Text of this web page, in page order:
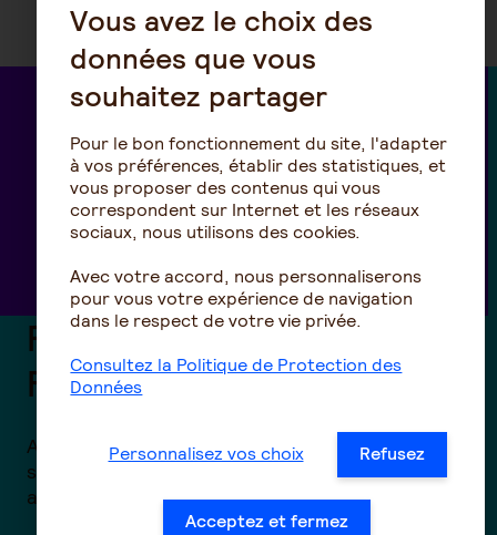
PERO : Plan d’Epargne
Retraite Obligatoire
Anticipez la préparation de la retraite de vos
salariés avec des solutions d’épargne
attractifs.
Vous avez le choix des
données que vous
souhaitez partager
Pour le bon fonctionnement du site, l'adapter
à vos préférences, établir des statistiques, et
vous proposer des contenus qui vous
correspondent sur Internet et les réseaux
sociaux, nous utilisons des cookies.
Avec votre accord, nous personnaliserons
pour vous votre expérience de navigation
dans le respect de votre vie privée.
Consultez la Politique de Protection des
Données
Personnalisez vos choix Refusez
Acceptez et fermez